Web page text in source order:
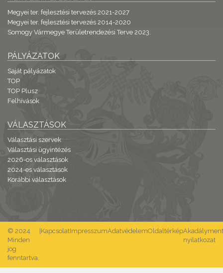
Megyei ter. fejlesztési tervezés 2021-2027
Megyei ter. fejlesztési tervezés 2014-2020
Somogy Vármegye Területrendezési Terve 2023.
PÁLYÁZATOK
Saját pályázatok
TOP
TOP Plusz
Felhívások
VÁLASZTÁSOK
Választási szervek
Választási ügyintézés
2026-os választások
2024-es választások
Korábbi választások
© 2024
Minden
jog
fenntartva.
KapcsolatImpresszumAdatvédelemOldaltérkép
nyilatkozat